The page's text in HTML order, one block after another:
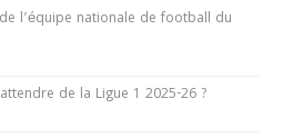
savoir sur la Coupe
l’équipe nationale de football du
de la Ligue 1 2025-26 ?